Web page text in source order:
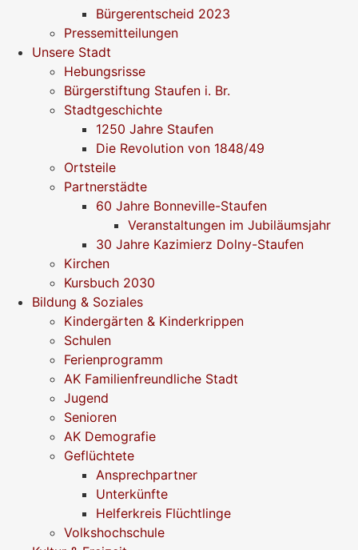
Bürgerentscheid 2023
Pressemitteilungen
Unsere Stadt
Hebungsrisse
Bürgerstiftung Staufen i. Br.
Stadtgeschichte
1250 Jahre Staufen
Die Revolution von 1848/49
Ortsteile
Partnerstädte
60 Jahre Bonneville-Staufen
Veranstaltungen im Jubiläumsjahr
30 Jahre Kazimierz Dolny-Staufen
Kirchen
Kursbuch 2030
Bildung & Soziales
Kindergärten & Kinderkrippen
Schulen
Ferienprogramm
AK Familienfreundliche Stadt
Jugend
Senioren
AK Demografie
Geflüchtete
Ansprechpartner
Unterkünfte
Helferkreis Flüchtlinge
Volkshochschule